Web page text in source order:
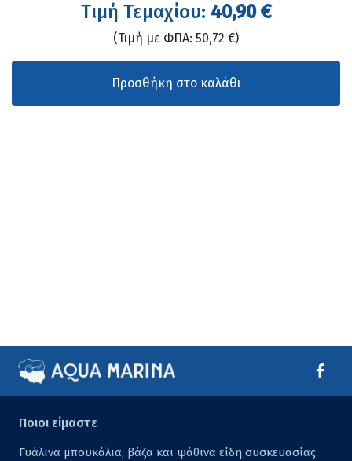
Tιμή Τεμαχίου: 40,90 €
(Τιμή με ΦΠΑ: 50,72 €)
Ποιοι είμαστε
Γυάλινα μπουκάλια, βάζα και ψάθινα είδη συσκευασίας.